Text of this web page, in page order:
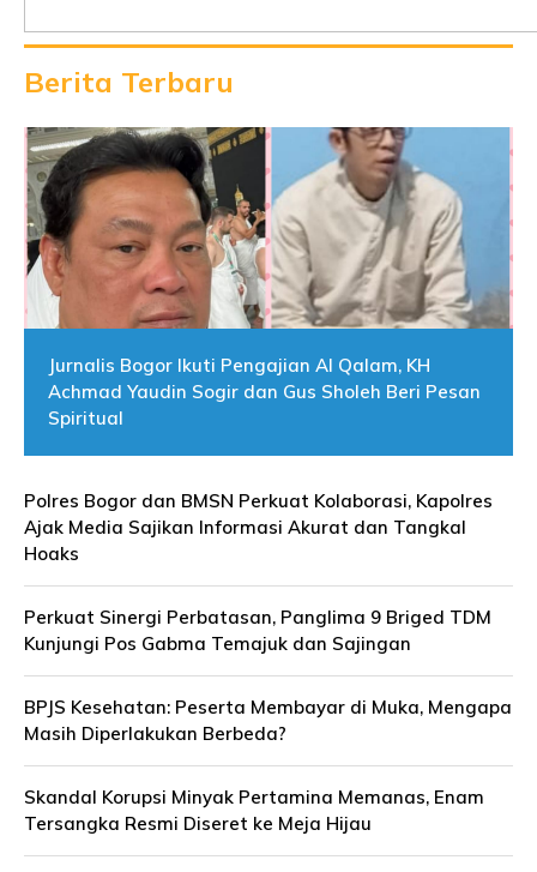
Berita Terbaru
Jurnalis Bogor Ikuti Pengajian Al Qalam, KH
Achmad Yaudin Sogir dan Gus Sholeh Beri Pesan
Spiritual
Polres Bogor dan BMSN Perkuat Kolaborasi, Kapolres
Ajak Media Sajikan Informasi Akurat dan Tangkal
Hoaks
Perkuat Sinergi Perbatasan, Panglima 9 Briged TDM
Kunjungi Pos Gabma Temajuk dan Sajingan
BPJS Kesehatan: Peserta Membayar di Muka, Mengapa
Masih Diperlakukan Berbeda?
Skandal Korupsi Minyak Pertamina Memanas, Enam
Tersangka Resmi Diseret ke Meja Hijau